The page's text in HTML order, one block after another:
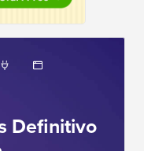
Definitivo